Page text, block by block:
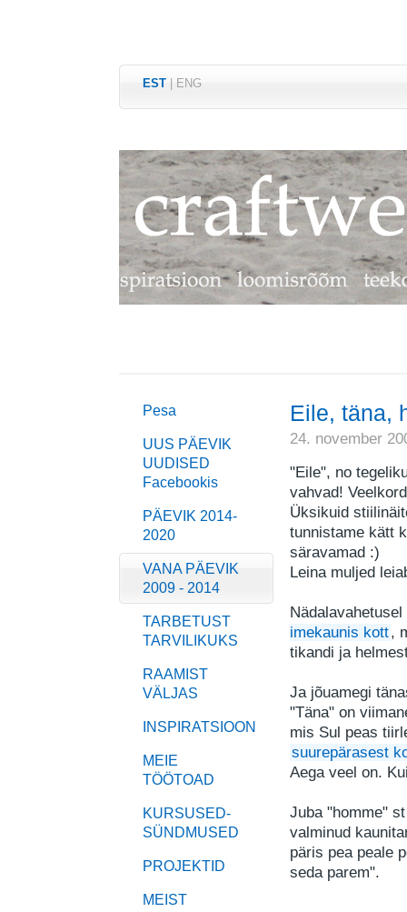
EST ENG
Pesa
UUS PÄEVIK
UUDISED
Facebookis
PÄEVIK 2014-
2020
VANA PÄEVIK
2009 - 2014
TARBETUST
TARVILIKUKS
RAAMIST
VÄLJAS
INSPIRATSIOON
MEIE
TÖÖTOAD
KURSUSED-
SÜNDMUSED
PROJEKTID
MEIST
Eile, täna,
24. november
"Eile", no
vahvad!
Üksikuid
tunnistame kätt
säravamad :)
Leina muljed
imekaunis kott,
tikandi ja
Ja jõuamegi
"Täna" on
mis Sul peas
suurepärasest
Aega veel on.
Juba "homme"
valminud
päris pea peale
seda parem".